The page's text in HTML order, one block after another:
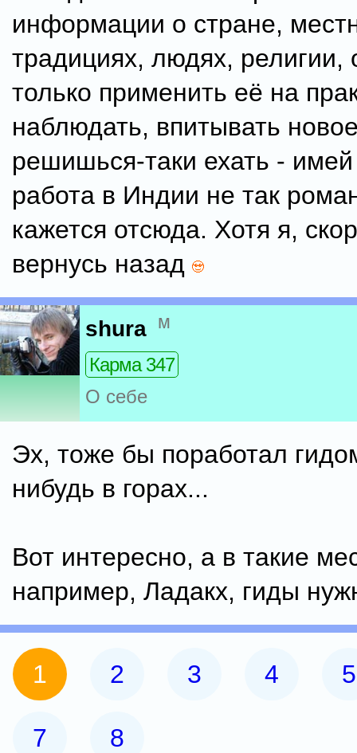
информации о стране,
традициях, людях, религии,
только применить её на
наблюдать, впитывать
решишься-таки ехать - имей
работа в Индии не так
кажется отсюда. Хотя я,
вернусь назад
shura м
Карма 347
О себе
Эх, тоже бы поработал
нибудь в горах...
Вот интересно, а в такие
например, Ладакх, гиды
1 2 3 4 5
7 8